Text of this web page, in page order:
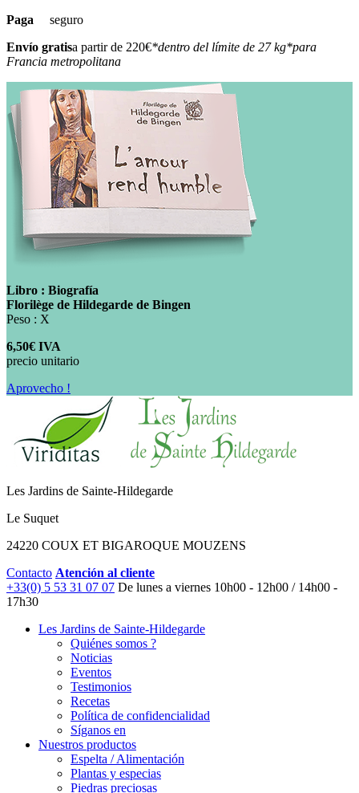
Paga seguro
Envío gratisa partir de 220€*dentro del límite de 27 kg*para
Francia metropolitana
Libro : Biografía
Florilège de Hildegarde de Bingen
Peso : X
6,50€ IVA
precio unitario
Aprovecho !
Les Jardins de Sainte-Hildegarde
Le Suquet
24220 COUX ET BIGAROQUE MOUZENS
Contacto Atención al cliente
+33(0) 5 53 31 07 07 De lunes a viernes 10h00 - 12h00 / 14h00 -
17h30
Les Jardins de Sainte-Hildegarde
Quiénes somos ?
Noticias
Eventos
Testimonios
Recetas
Política de confidencialidad
Síganos en
Nuestros productos
Espelta / Alimentación
Plantas y especias
Piedras preciosas